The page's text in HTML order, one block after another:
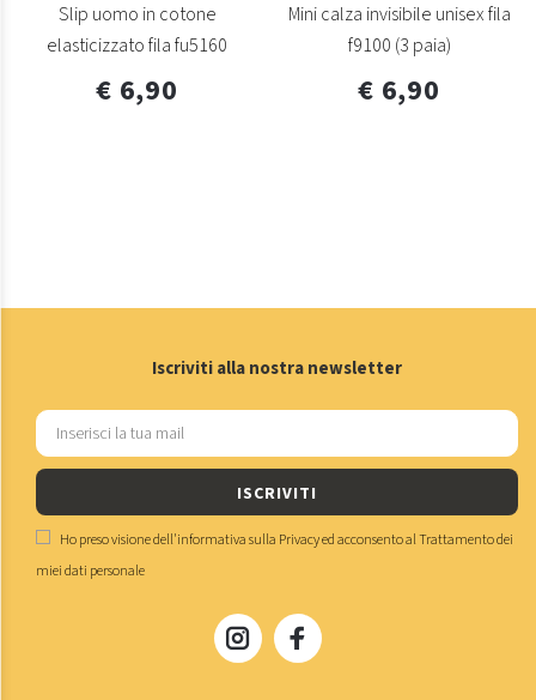
Slip uomo in cotone
elasticizzato fila fu5160
€ 6,90
Mini calza invisibile unisex fila
f9100 (3 paia)
€ 6,90
Iscriviti alla nostra newsletter
ISCRIVITI
Ho preso visione dell'informativa sulla Privacyed acconsento alTrattamento dei
miei dati personale